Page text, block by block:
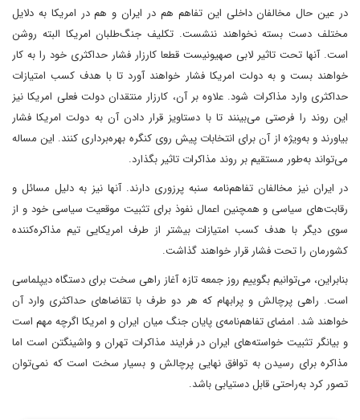
در عین حال مخالفان داخلی این تفاهم هم در ایران و هم در امریکا به دلایل
مختلف دست بسته نخواهند ننشست. تکلیف جنگ‌طلبان امریکا البته روشن
است. آنها تحت تاثیر لابی صهیونیست قطعا کارزار فشار حداکثری خود را به کار
خواهند بست و به دولت امریکا فشار خواهند آورد تا با هدف کسب امتیازات
حداکثری وارد مذاکرات شود. علاوه بر آن، کارزار منتقدان دولت فعلی امریکا نیز
این روند را فرصتی می‌بینند تا با دستاویز قرار دادن آن به دولت امریکا فشار
بیاورند و به‌ویژه از آن برای انتخابات پیش روی کنگره بهره‌برداری کنند. این مساله
می‌تواند به‌طور مستقیم بر روند مذاکرات تاثیر بگذارد.
در ایران نیز مخالفان تفاهم‌نامه سنبه پرزوری دارند. آنها نیز به دلیل مسائل و
رقابت‌های سیاسی و همچنین اعمال نفوذ برای تثبیت موقعیت سیاسی خود و از
سوی دیگر با هدف کسب امتیازات بیشتر از طرف امریکایی تیم مذاکره‌کننده
کشورمان را تحت فشار قرار خواهند گذاشت.
بنابراین، می‌توانیم بگوییم روز جمعه تازه آغاز راهی سخت برای دستگاه دیپلماسی
است. راهی پرچالش و پرابهام که هر دو طرف با تقاضاهای حداکثری وارد آن
خواهند شد. امضای تفاهم‌نامه‌ی پایان جنگ میان ایران و امریکا اگرچه مهم است
و بیانگر تثبیت خواسته‌های ایران در فرایند مذاکرات تهران و واشینگتن است اما
مذاکره برای رسیدن به توافق نهایی پرچالش و بسیار سخت است که نمی‌توان
تصور کرد به‌راحتی قابل دستیابی باشد.